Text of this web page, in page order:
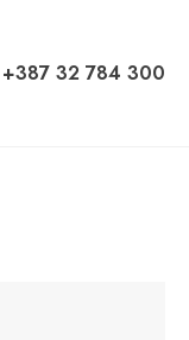
+387 32 784 300